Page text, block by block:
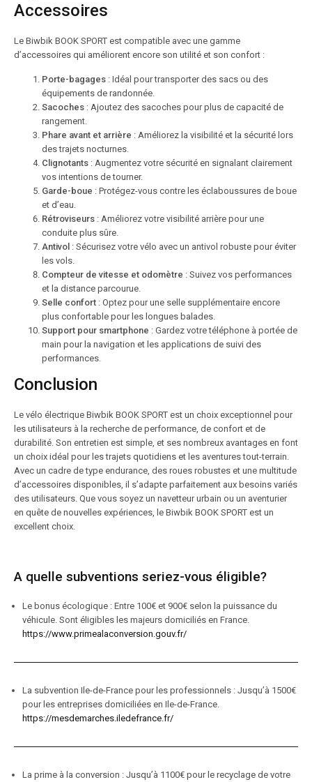
Accessoires
Le Biwbik BOOK SPORT est compatible avec une gamme
d’accessoires qui améliorent encore son utilité et son confort :
Porte-bagages : Idéal pour transporter des sacs ou des
équipements de randonnée.
Sacoches : Ajoutez des sacoches pour plus de capacité de
rangement.
Phare avant et arrière : Améliorez la visibilité et la sécurité lors
des trajets nocturnes.
Clignotants : Augmentez votre sécurité en signalant clairement
vos intentions de tourner.
Garde-boue : Protégez-vous contre les éclaboussures de boue
et d’eau.
Rétroviseurs : Améliorez votre visibilité arrière pour une
conduite plus sûre.
Antivol : Sécurisez votre vélo avec un antivol robuste pour éviter
les vols.
Compteur de vitesse et odomètre : Suivez vos performances
et la distance parcourue.
Selle confort : Optez pour une selle supplémentaire encore
plus confortable pour les longues balades.
Support pour smartphone : Gardez votre téléphone à portée de
main pour la navigation et les applications de suivi des
performances.
Conclusion
Le vélo électrique Biwbik BOOK SPORT est un choix exceptionnel pour
les utilisateurs à la recherche de performance, de confort et de
durabilité. Son entretien est simple, et ses nombreux avantages en font
un choix idéal pour les trajets quotidiens et les aventures tout-terrain.
Avec un cadre de type endurance, des roues robustes et une multitude
d’accessoires disponibles, il s’adapte parfaitement aux besoins variés
des utilisateurs. Que vous soyez un navetteur urbain ou un aventurier
en quête de nouvelles expériences, le Biwbik BOOK SPORT est un
excellent choix.
A quelle subventions seriez-vous éligible?
Le bonus écologique : Entre 100€ et 900€ selon la puissance du
véhicule. Sont éligibles les majeurs domiciliés en France.
https://www.primealaconversion.gouv.fr/
La subvention Ile-de-France pour les professionnels : Jusqu’à 1500€
pour les entreprises domiciliées en Ile-de-France.
https://mesdemarches.iledefrance.fr/
La prime à la conversion : Jusqu’à 1100€ pour le recyclage de votre